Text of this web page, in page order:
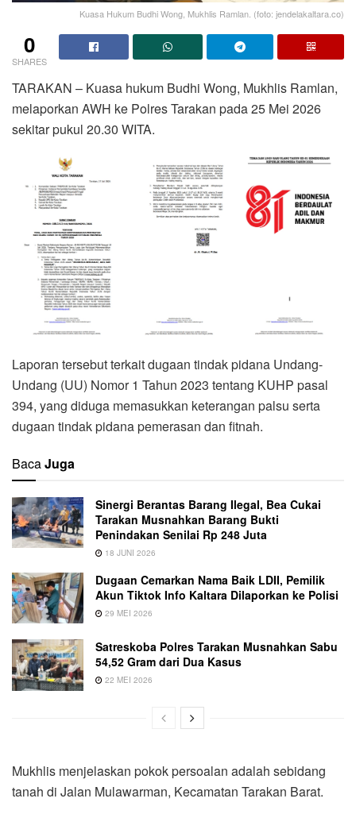
Kuasa Hukum Budhi Wong, Mukhlis Ramlan. (foto: jendelakaltara.co)
0
SHARES
TARAKAN – Kuasa hukum Budhi Wong, Mukhlis Ramlan,
melaporkan AWH ke Polres Tarakan pada 25 Mei 2026
sekitar pukul 20.30 WITA.
Laporan tersebut terkait dugaan tindak pidana Undang-
Undang (UU) Nomor 1 Tahun 2023 tentang KUHP pasal
394, yang diduga memasukkan keterangan palsu serta
dugaan tindak pidana pemerasan dan fitnah.
BacaJuga
Sinergi Berantas Barang Ilegal, Bea Cukai
Tarakan Musnahkan Barang Bukti
Penindakan Senilai Rp 248 Juta
18 JUNI 2026
Dugaan Cemarkan Nama Baik LDII, Pemilik
Akun Tiktok Info Kaltara Dilaporkan ke Polisi
29 MEI 2026
Satreskoba Polres Tarakan Musnahkan Sabu
54,52 Gram dari Dua Kasus
22 MEI 2026
Mukhlis menjelaskan pokok persoalan adalah sebidang
tanah di Jalan Mulawarman, Kecamatan Tarakan Barat.